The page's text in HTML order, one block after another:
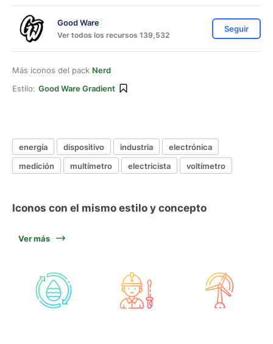
Good Ware
Ver todos los recursos 139,532
Seguir
Más iconos del pack Nerd
Estilo: Good Ware Gradient
energía dispositivo industria
electrónica
medición
multímetro electricista voltímetro
Iconos con el mismo estilo y concepto
Ver más